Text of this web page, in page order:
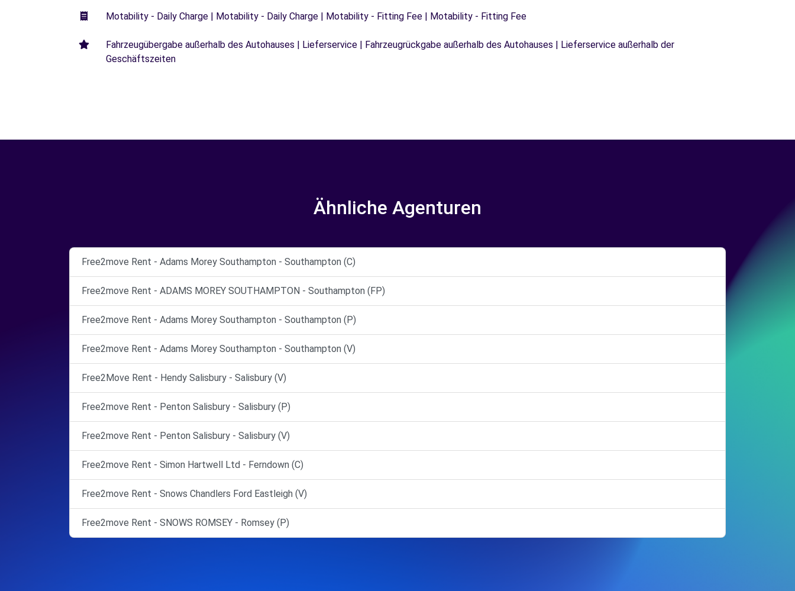
Motability - Daily Charge | Motability - Daily Charge | Motability - Fitting Fee | Motability - Fitting Fee
Fahrzeugübergabe außerhalb des Autohauses | Lieferservice | Fahrzeugrückgabe außerhalb des Autohauses | Lieferservice außerhalb der
Geschäftszeiten
Ähnliche Agenturen
Free2move Rent - Adams Morey Southampton - Southampton (C)
Free2move Rent - ADAMS MOREY SOUTHAMPTON - Southampton (FP)
Free2move Rent - Adams Morey Southampton - Southampton (P)
Free2move Rent - Adams Morey Southampton - Southampton (V)
Free2Move Rent - Hendy Salisbury - Salisbury (V)
Free2move Rent - Penton Salisbury - Salisbury (P)
Free2move Rent - Penton Salisbury - Salisbury (V)
Free2move Rent - Simon Hartwell Ltd - Ferndown (C)
Free2move Rent - Snows Chandlers Ford Eastleigh (V)
Free2move Rent - SNOWS ROMSEY - Romsey (P)